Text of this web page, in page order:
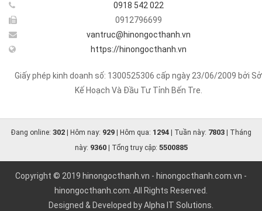
0918 542 022
0912796699
vantruc@hinongocthanh.vn
https://hinongocthanh.vn
Giấy phép kinh doanh số: 1300525306 cấp ngày 23/06/2009 bởi Sở
Kế Hoạch Và Đầu Tư Tỉnh Bến Tre.
Đang online: 302| Hôm nay: 929| Hôm qua: 1294| Tuần này: 7803| Tháng
này: 9360| Tổng truy cập: 5500885
Copyright © 2019 hinongocthanh.vn - hinongocthanh.com.vn -
hinongocthanh.com . All Rights Reserved.
Designed & Developed byAlpha IT Solutions.